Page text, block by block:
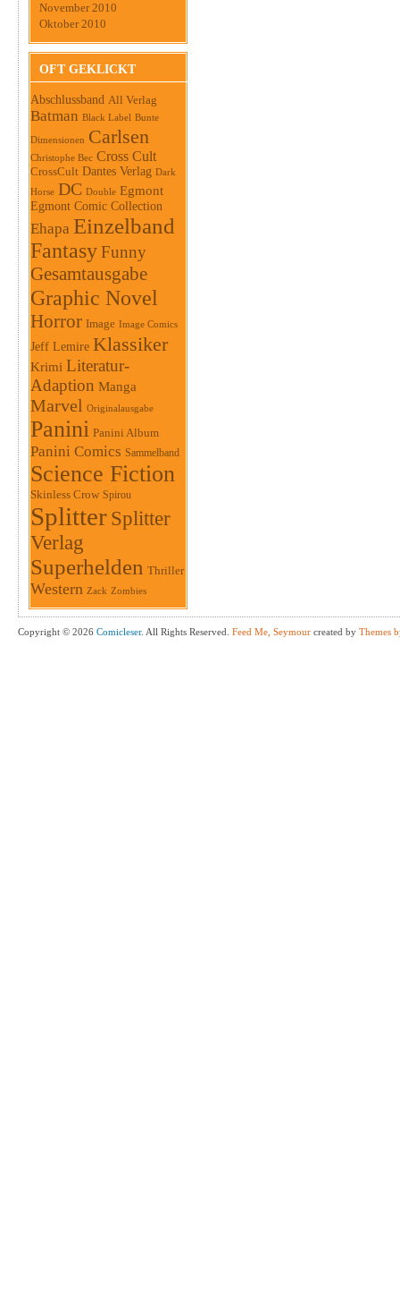
November 2010
Oktober 2010
OFT GEKLICKT
Abschlussband All Verlag
Batman Black Label Bunte
Dimensionen Carlsen
Christophe Bec Cross Cult
CrossCult Dantes Verlag Dark
Horse DC Double Egmont
Egmont Comic Collection
Ehapa Einzelband
FantasyFunny
Gesamtausgabe
Graphic Novel
Horror Image Image Comics
Jeff Lemire Klassiker
Krimi Literatur-
Adaption Manga
Marvel Originalausgabe
Panini Panini Album
Panini Comics Sammelband
Science Fiction
Skinless Crow Spirou
Splitter Splitter
Verlag
Superhelden Thriller
Western Zack Zombies
Copyright © 2026 Comicleser. All Rights Reserved. Feed Me, Seymour created by Themes